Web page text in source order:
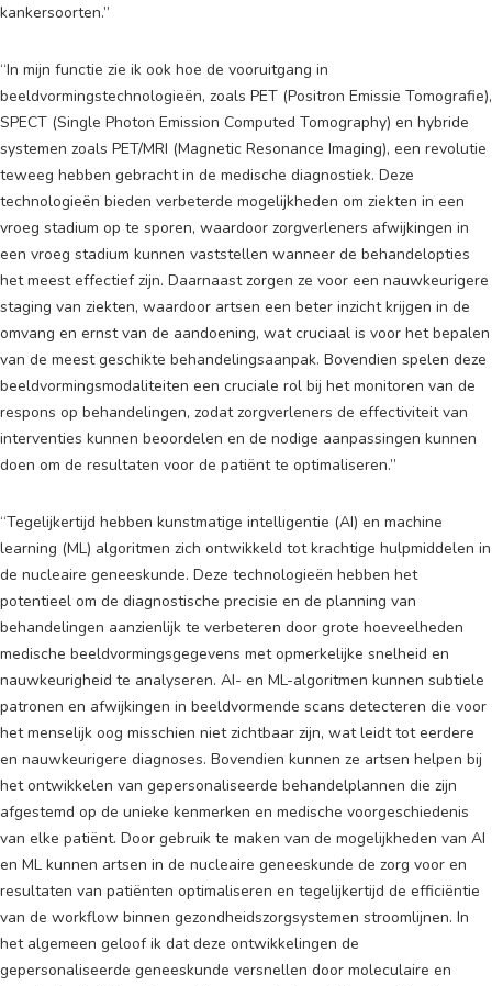
kankersoorten.”
“In mijn functie zie ik ook hoe de vooruitgang in
beeldvormingstechnologieën, zoals PET (Positron Emissie Tomografie),
SPECT (Single Photon Emission Computed Tomography) en hybride
systemen zoals PET/MRI (Magnetic Resonance Imaging), een revolutie
teweeg hebben gebracht in de medische diagnostiek. Deze
technologieën bieden verbeterde mogelijkheden om ziekten in een
vroeg stadium op te sporen, waardoor zorgverleners afwijkingen in
een vroeg stadium kunnen vaststellen wanneer de behandelopties
het meest effectief zijn. Daarnaast zorgen ze voor een nauwkeurigere
staging van ziekten, waardoor artsen een beter inzicht krijgen in de
omvang en ernst van de aandoening, wat cruciaal is voor het bepalen
van de meest geschikte behandelingsaanpak. Bovendien spelen deze
beeldvormingsmodaliteiten een cruciale rol bij het monitoren van de
respons op behandelingen, zodat zorgverleners de effectiviteit van
interventies kunnen beoordelen en de nodige aanpassingen kunnen
doen om de resultaten voor de patiënt te optimaliseren.”
“Tegelijkertijd hebben kunstmatige intelligentie (AI) en machine
learning (ML) algoritmen zich ontwikkeld tot krachtige hulpmiddelen in
de nucleaire geneeskunde. Deze technologieën hebben het
potentieel om de diagnostische precisie en de planning van
behandelingen aanzienlijk te verbeteren door grote hoeveelheden
medische beeldvormingsgegevens met opmerkelijke snelheid en
nauwkeurigheid te analyseren. AI- en ML-algoritmen kunnen subtiele
patronen en afwijkingen in beeldvormende scans detecteren die voor
het menselijk oog misschien niet zichtbaar zijn, wat leidt tot eerdere
en nauwkeurigere diagnoses. Bovendien kunnen ze artsen helpen bij
het ontwikkelen van gepersonaliseerde behandelplannen die zijn
afgestemd op de unieke kenmerken en medische voorgeschiedenis
van elke patiënt. Door gebruik te maken van de mogelijkheden van AI
en ML kunnen artsen in de nucleaire geneeskunde de zorg voor en
resultaten van patiënten optimaliseren en tegelijkertijd de efficiëntie
van de workflow binnen gezondheidszorgsystemen stroomlijnen. In
het algemeen geloof ik dat deze ontwikkelingen de
gepersonaliseerde geneeskunde versnellen door moleculaire en